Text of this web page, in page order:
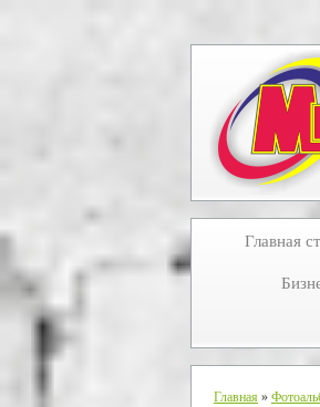
Главная
Главная »